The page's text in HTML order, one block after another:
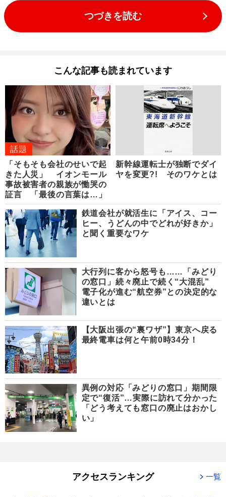
つづきを読む
こんな記事も読まれています
話題
「そもそも会社のせいで起
きた人災」 イオンモール
事故被害者の親族が慟哭の
証言 「最後の言葉は…」
新幹線運転士が独断でダイ
ヤを変更?! そのワケとは
鉄道会社が就活生に「アイス、コー
ヒー、うどんの中でどれが好きか」
と聞く重要なワケ
大行列に客から怒号も……「みどり
の窓口」続々廃止で続く“大混乱”
電子化が進む“航空券”との決定的な
違いとは
【大阪出張の“裏ワザ”】東京へ戻る
最終電車は何と午前0時34分！
異例の対応「みどりの窓口」期間限
定で“復活”…実際に訪れて分かった
「どう考えても窓口の廃止はおかし
い」
アクセスランキング 一覧